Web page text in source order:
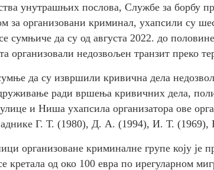
унутрашњих послова, Службе за борбу
за организовани криминал, ухапсили су
сумњиче да су од августа 2022. до
организовали недозвољен транзит преко
да су извршили кривична дела
ради вршења кривичних дела,
и Ниша ухапсила организатора ове
Г. Т. (1980), Д. А. (1994), И. Т.
организоване криминалне групе коју је
кретала од око 100 евра по ирегуларном